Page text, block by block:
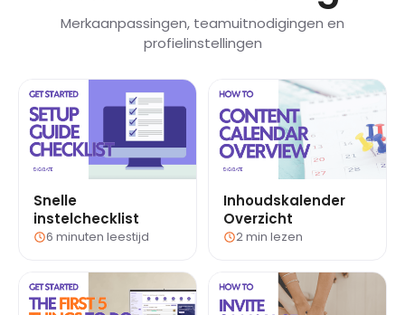
Merkaanpassingen, teamuitnodigingen en
profielinstellingen
Snelle
instelchecklist
6 minuten leestijd
Inhoudskalender
Overzicht
2 min lezen